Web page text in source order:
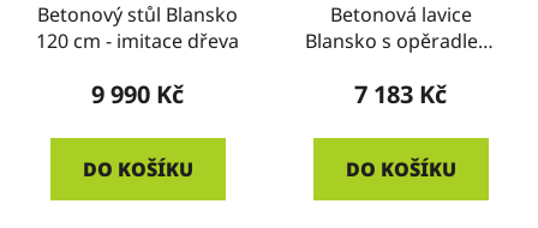
Betonový stůl Blansko
120 cm - imitace dřeva
9 990 Kč
DO KOŠÍKU
Betonová lavice
Blansko s opěradlem
7 183 Kč
DO KOŠÍKU